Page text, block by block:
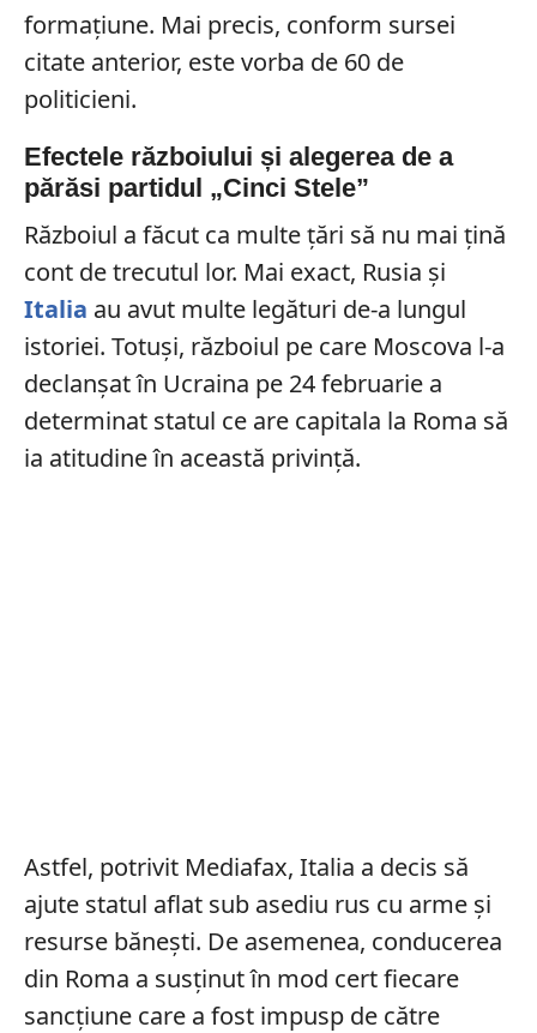
formațiune. Mai precis, conform sursei
citate anterior, este vorba de 60 de
politicieni.
Efectele războiului și alegerea de a
părăsi partidul „Cinci Stele”
Războiul a făcut ca multe țări să nu mai țină
cont de trecutul lor. Mai exact, Rusia și
Italia au avut multe legături de-a lungul
istoriei. Totuși, războiul pe care Moscova l-a
declanșat în Ucraina pe 24 februarie a
determinat statul ce are capitala la Roma să
ia atitudine în această privință.
Astfel, potrivit Mediafax, Italia a decis să
ajute statul aflat sub asediu rus cu arme și
resurse bănești. De asemenea, conducerea
din Roma a susținut în mod cert fiecare
sancțiune care a fost impusp de către